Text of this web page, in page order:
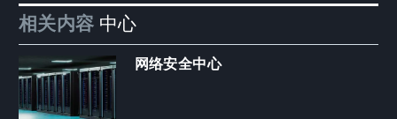
相关内容 中心
网络安全中心